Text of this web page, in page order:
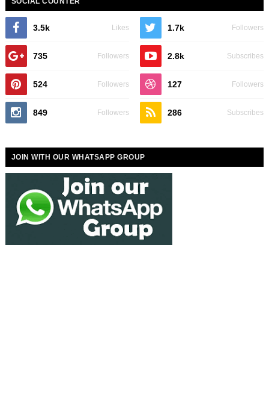
3.5k Likes 1.7k Followers
735 Followers 2.8k Subscribes
524 Followers 127 Followers
849 Followers 286 Subscribes
JOIN WITH OUR WHATSAPP GROUP